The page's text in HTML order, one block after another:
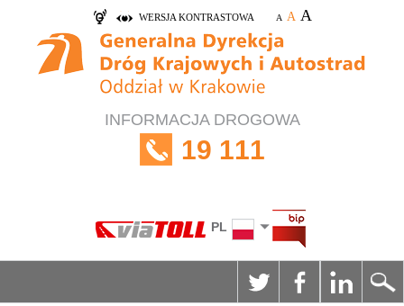
WERSJA KONTRASTOWA A A A
INFORMACJA DROGOWA
19 111
PL